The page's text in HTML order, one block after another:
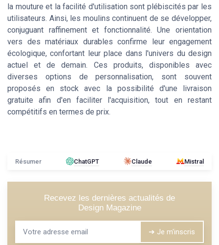
la mouture et la facilité d'utilisation sont plébiscités par les
utilisateurs. Ainsi, les moulins continuent de se développer,
conjuguant raffinement et fonctionnalité. Une orientation
vers des matériaux durables confirme leur engagement
écologique, confortant leur place dans l'univers du design
actuel et de demain. Ces produits, disponibles avec
diverses options de personnalisation, sont souvent
proposés en stock avec la possibilité d'une livraison
gratuite afin d'en faciliter l'acquisition, tout en restant
compétitifs en termes de prix.
Résumer ChatGPT Claude Mistral
Recevez les dernières actualités de
Design Magazine
➔ Je m'inscris